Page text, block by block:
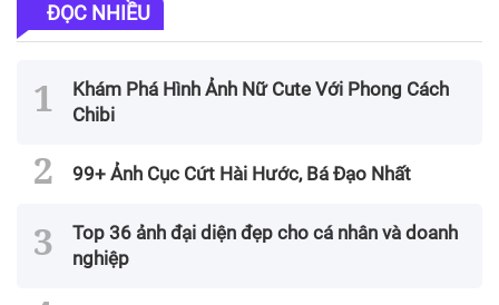
ĐỌC NHIỀU
Khám Phá Hình Ảnh Nữ Cute Với Phong Cách
Chibi
99+ Ảnh Cục Cứt Hài Hước, Bá Đạo Nhất
Top 36 ảnh đại diện đẹp cho cá nhân và doanh
nghiệp